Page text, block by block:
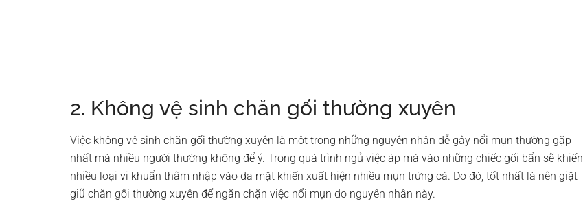
2. Không vệ sinh chăn gối thường xuyên
Việc không vệ sinh chăn gối thường xuyên là một trong những nguyên nhân dễ gây nổi mụn thường gặp
nhất mà nhiều người thường không để ý. Trong quá trình ngủ việc áp má vào những chiếc gối bẩn sẽ khiến
nhiều loại vi khuẩn thâm nhập vào da mặt khiến xuất hiện nhiều mụn trứng cá. Do đó, tốt nhất là nên giặt
giũ chăn gối thường xuyên để ngăn chặn việc nổi mụn do nguyên nhân này.